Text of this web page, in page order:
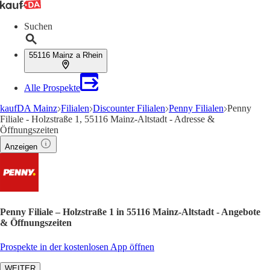
Suchen
55116 Mainz a Rhein
Alle Prospekte
kaufDA Mainz Filialen Discounter Filialen Penny Filialen Penny
Filiale - Holzstraße 1, 55116 Mainz-Altstadt - Adresse &
Öffnungszeiten
Anzeigen
Penny Filiale – Holzstraße 1 in 55116 Mainz-Altstadt - Angebote
& Öffnungszeiten
Prospekte in der kostenlosen App öffnen